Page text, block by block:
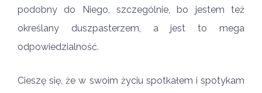
podobny do Niego, szczególnie, bo jestem też
określany duszpasterzem, a jest to mega
odpowiedzialność.
Cieszę się, że w swoim życiu spotkałem i spotykam